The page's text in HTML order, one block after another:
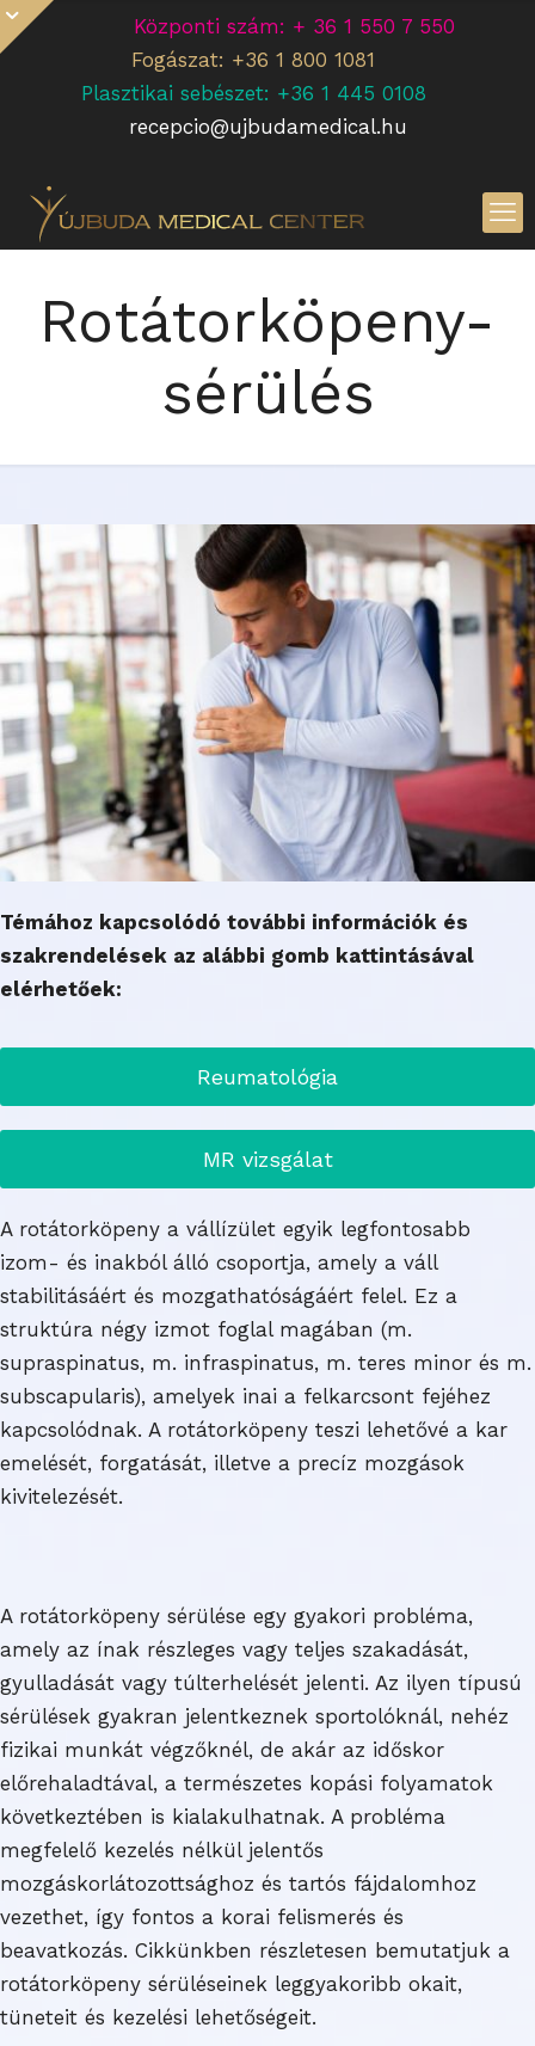
Központi szám: + 36 1 550 7 550
Fogászat: +36 1 800 1081
Plasztikai sebészet: +36 1 445 0108
recepcio@ujbudamedical.hu
Rotátorköpeny-
sérülés
Témához kapcsolódó további információk és
szakrendelések az alábbi gomb kattintásával
elérhetőek:
Reumatológia
MR vizsgálat
A rotátorköpeny a vállízület egyik legfontosabb
izom- és inakból álló csoportja, amely a váll
stabilitásáért és mozgathatóságáért felel. Ez a
struktúra négy izmot foglal magában (m.
supraspinatus, m. infraspinatus, m. teres minor és m.
subscapularis), amelyek inai a felkarcsont fejéhez
kapcsolódnak. A rotátorköpeny teszi lehetővé a kar
emelését, forgatását, illetve a precíz mozgások
kivitelezését.
A rotátorköpeny sérülése egy gyakori probléma,
amely az ínak részleges vagy teljes szakadását,
gyulladását vagy túlterhelését jelenti. Az ilyen típusú
sérülések gyakran jelentkeznek sportolóknál, nehéz
fizikai munkát végzőknél, de akár az időskor
előrehaladtával, a természetes kopási folyamatok
következtében is kialakulhatnak. A probléma
megfelelő kezelés nélkül jelentős
mozgáskorlátozottsághoz és tartós fájdalomhoz
vezethet, így fontos a korai felismerés és
beavatkozás. Cikkünkben részletesen bemutatjuk a
rotátorköpeny sérüléseinek leggyakoribb okait,
tüneteit és kezelési lehetőségeit.